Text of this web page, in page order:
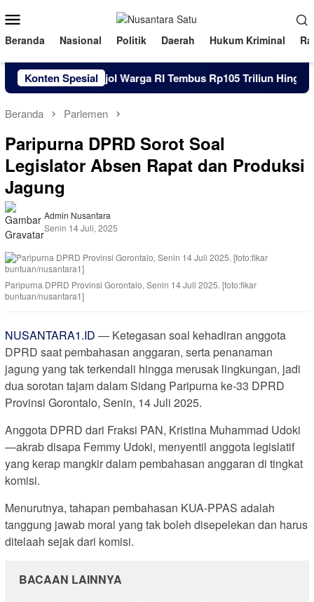
ke
kontenMobile
Beranda Nasional Politik Daerah Hukum Kriminal
Konten Spesial
Utang Pinjol Warga RI Tembus Rp105 Triliun Hingga
Beranda Parlemen
Paripurna DPRD Sorot Soal
Legislator Absen Rapat dan Produksi
Jagung
Admin Nusantara
Senin 14 Juli, 2025
Paripurna DPRD Provinsi Gorontalo, Senin 14 Juli 2025. [foto:fikar
buntuan/nusantara1]
NUSANTARA1.ID — Ketegasan soal kehadiran anggota
DPRD saat pembahasan anggaran, serta penanaman
jagung yang tak terkendali hingga merusak lingkungan, jadi
dua sorotan tajam dalam Sidang Paripurna ke-33 DPRD
Provinsi Gorontalo, Senin, 14 Juli 2025.
Anggota DPRD dari Fraksi PAN, Kristina Muhammad Udoki
—akrab disapa Femmy Udoki, menyentil anggota legislatif
yang kerap mangkir dalam pembahasan anggaran di tingkat
komisi.
Menurutnya, tahapan pembahasan KUA-PPAS adalah
tanggung jawab moral yang tak boleh disepelekan dan harus
ditelaah sejak dari komisi.
BACAAN LAINNYA